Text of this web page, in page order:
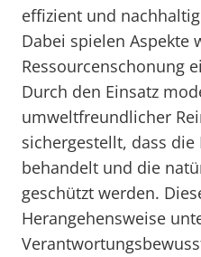
effizient und
Dabei spielen Aspekte
Ressourcenschonung
Durch den Einsatz
umweltfreundlicher
sichergestellt, dass die
behandelt und die
geschützt werden.
Herangehensweise